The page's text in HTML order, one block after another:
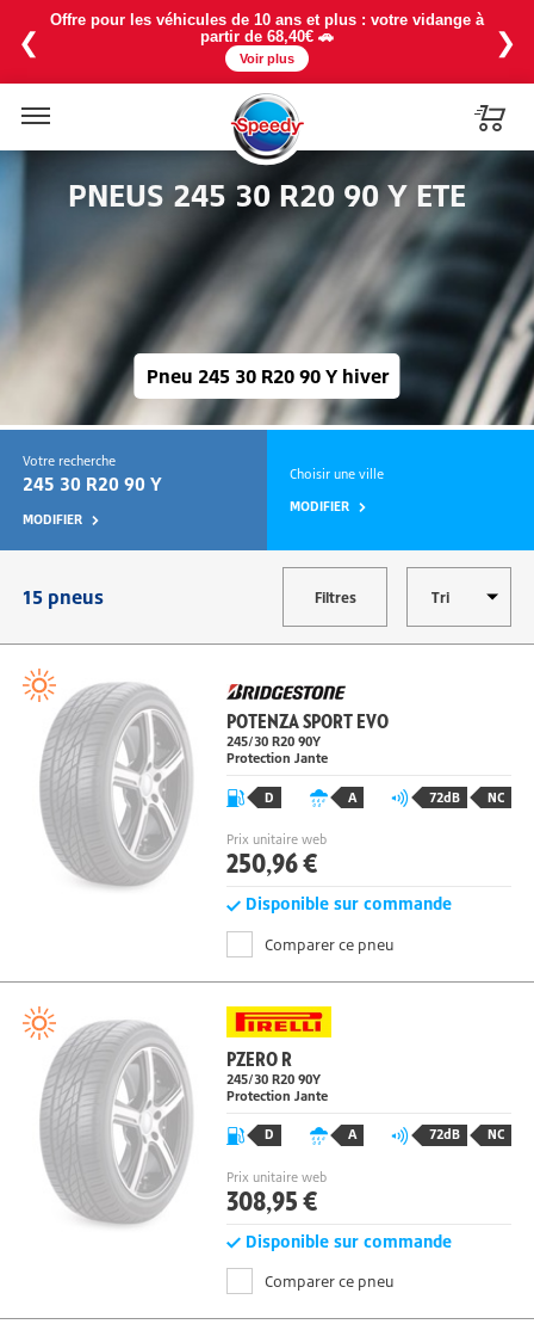
❮
La chaleur est là ! Profitez de notre baisse de prix sur la
recharge 1234YF à partir de 114€ avec une promo à -25% en
exclu web ❄️
Voir plus
❯
Menu
PNEUS 245 30 R20 90 Y ETE
Votre recherche
15 pneus
POTENZA SPORT EVO
245/30 R20 90Y
D A 72dB NC
Prix unitaire web
250,96 €
Disponible sur commande
PZERO R
245/30 R20 90Y
D A 72dB NC
Prix unitaire web
308,95 €
Disponible sur commande